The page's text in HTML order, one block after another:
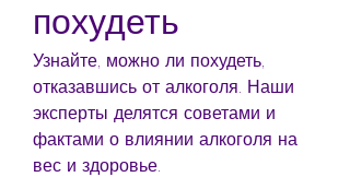
похудеть
Узнайте, можно ли похудеть,
отказавшись от алкоголя. Наши
эксперты делятся советами и
фактами о влиянии алкоголя на
вес и здоровье.